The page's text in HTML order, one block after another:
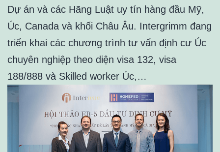
Dự án và các Hãng Luật uy tín hàng đầu Mỹ,
Úc, Canada và khối Châu Âu. Intergrimm đang
triển khai các chương trình tư vấn định cư Úc
chuyên nghiệp theo diện visa 132, visa
188/888 và Skilled worker Úc,…